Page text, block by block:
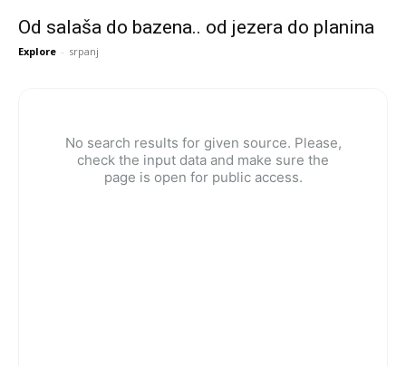
Od salaša do bazena.. od jezera do planina
Explore - srpanj
No search results for given source. Please,
check the input data and make sure the
page is open for public access.